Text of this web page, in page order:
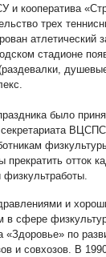
и кооператива
трех
атлетический
стадионе
было
прекратить отток
и
в сфере
«Здоровье» по
и совхозов. В